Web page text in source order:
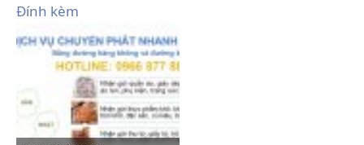
Đính kèm